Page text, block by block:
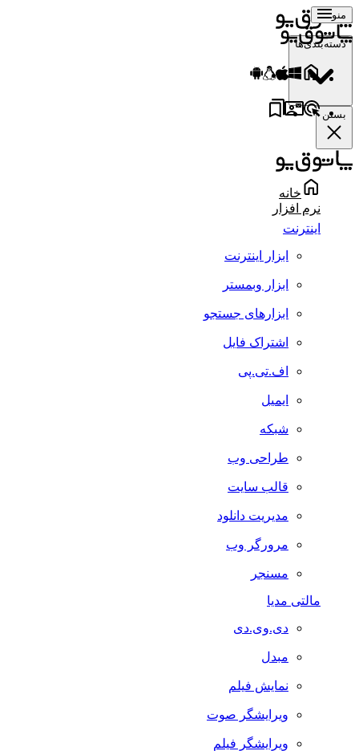
منو
دسته‌بندی‌ها
بستن
خانه
نرم افزار
اینترنت
ابزار اینترنت
ابزار وبمستر
ابزارهای جستجو
اشتراک فایل
اف.تی.پی
ایمیل
شبکه
طراحی وب
قالب سایت
مدیریت دانلود
مرورگر وب
مسنجر
مالتی مدیا
دی.وی.دی
مبدل
نمایش فیلم
ویرایشگر صوت
ویرایشگر فیلم